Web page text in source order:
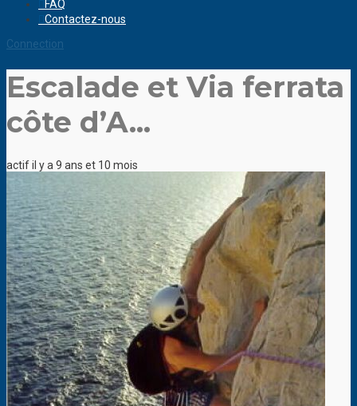
FAQ
Contactez-nous
Connection
Escalade et Via ferrata
côte d’A...
actif il y a 9 ans et 10 mois